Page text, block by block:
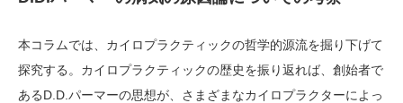
本コラムでは、カイロプラクティックの哲学的源流を掘り下げて
探究する。カイロプラクティックの歴史を振り返れば、創始者で
あるD.D.パーマーの思想が、さまざまなカイロプラクターによっ